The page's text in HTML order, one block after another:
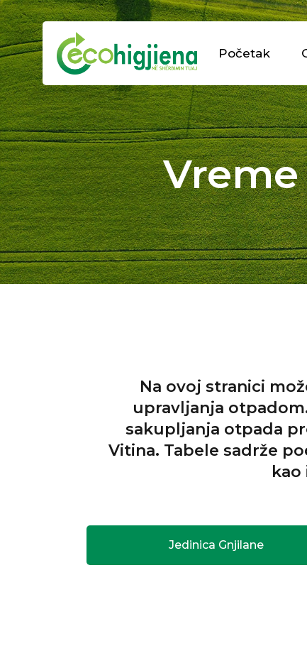
Početak
Na ovoj stranici
upravljanja
sakupljanja otpada
Vitina. Tabele sadrže
Jedinica Gnjilane